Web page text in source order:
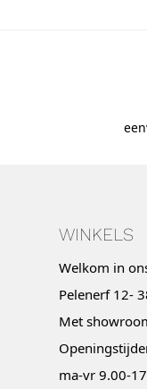
WINKELS
Welkom in
Pelenerf 12-
Met
ma-vr 9.00-